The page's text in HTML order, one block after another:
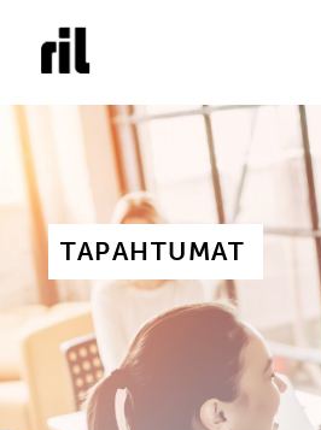
TAPAHTUMAT